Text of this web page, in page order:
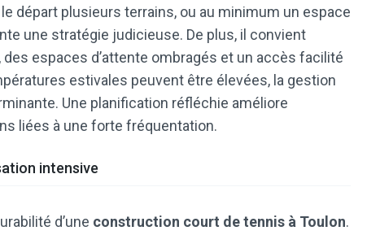
départ plusieurs terrains, ou au minimum un espace
une stratégie judicieuse. De plus, il convient
espaces d’attente ombragés et un accès facilité
estivales peuvent être élevées, la gestion
Une planification réfléchie améliore
liées à une forte fréquentation.
intensive
d’une construction court de tennis à Toulon.